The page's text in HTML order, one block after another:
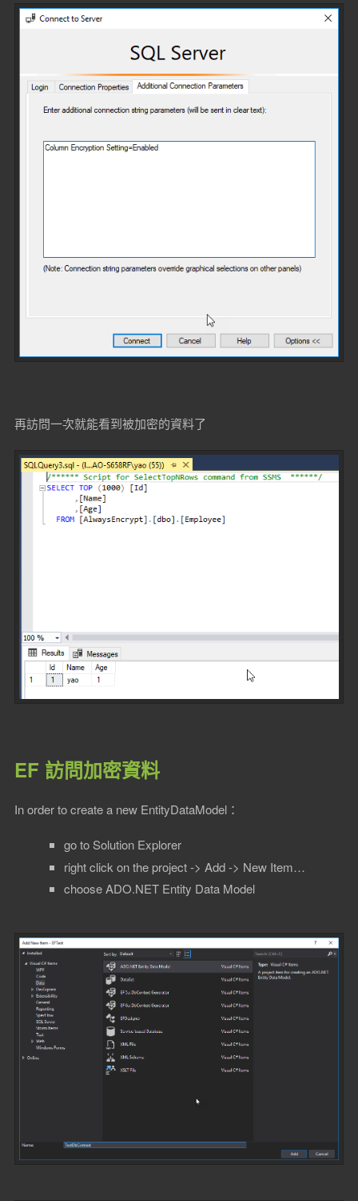
再訪問一次就能看到被加密的資料了
EF 訪問加密資料
In order to create a new EntityDataModel：
go to Solution Explorer
right click on the project -> Add -> New Item…
choose ADO.NET Entity Data Model